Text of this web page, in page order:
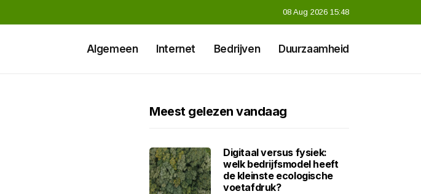
08 Aug 2026 15:48
Algemeen Internet Bedrijven Duurzaamheid
Meest gelezen vandaag
Digitaal versus fysiek:
welk bedrijfsmodel heeft
de kleinste ecologische
voetafdruk?